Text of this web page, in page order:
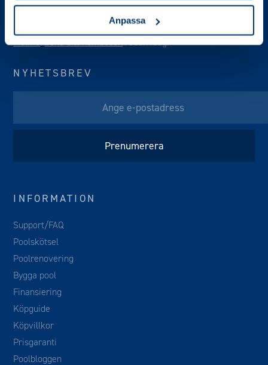
Anpassa
Vi erbjuder kostnadsfria hembesök i
Malmö.Boka ditt hembesökredan idag!
NYHETSBREV
INFORMATION
Support/FAQ
Poolskötsel
Poolrenovering
Bygga pool
Finansiering
Köpguide
Köpvillkor
Prisgaranti
Poolbloggen